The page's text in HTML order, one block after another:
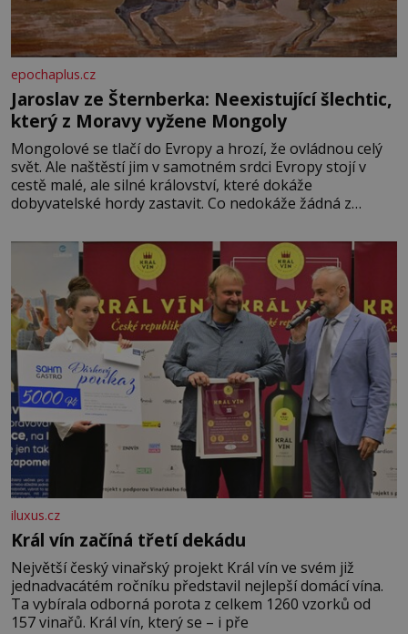
epochaplus.cz
Jaroslav ze Šternberka: Neexistující šlechtic,
který z Moravy vyžene Mongoly
Mongolové se tlačí do Evropy a hrozí, že ovládnou celý
svět. Ale naštěstí jim v samotném srdci Evropy stojí v
cestě malé, ale silné království, které dokáže
dobyvatelské hordy zastavit. Co nedokáže žádná z
král. Nebo že by ne? Mongolové od roku 1223 postupují
podél Kaspického a Azovského moře,
iluxus.cz
Král vín začíná třetí dekádu
Největší český vinařský projekt Král vín ve svém již
jednadvacátém ročníku představil nejlepší domácí vína.
Ta vybírala odborná porota z celkem 1260 vzorků od
157 vinařů. Král vín, který se – i pře